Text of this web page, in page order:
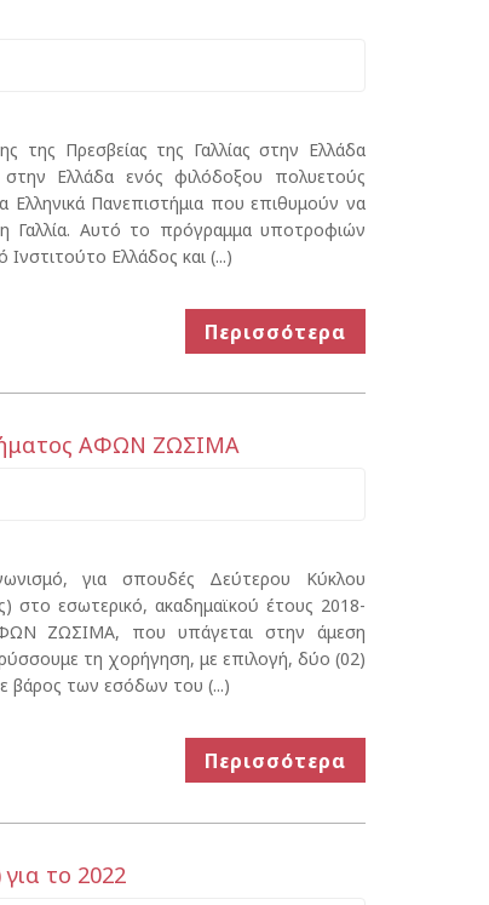
της Πρεσβείας της Γαλλίας στην Ελλάδα
Ελλάδα ενός φιλόδοξου πολυετούς
Πανεπιστήμια που επιθυμούν να
Γαλλία. Αυτό το πρόγραμμα υποτροφιών
Ελλάδος και (...)
Περισσότερα
ΑΦΩΝ ΖΩΣΙΜΑ
για σπουδές Δεύτερου Κύκλου
στο εσωτερικό, ακαδημαϊκού έτους 2018-
ΖΩΣΙΜΑ, που υπάγεται στην άμεση
τη χορήγηση, με επιλογή, δύο (02)
βάρος των εσόδων του (...)
Περισσότερα
το 2022